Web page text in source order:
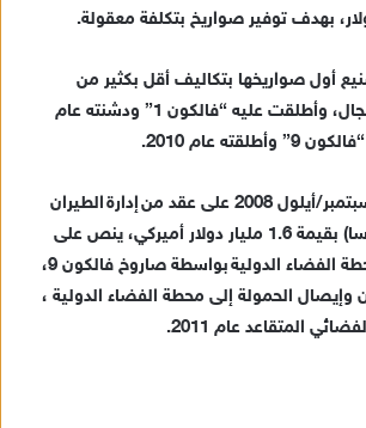
أول صواريخها بتكاليف أقل بكثير من
منافسيها في هذا المجال، وأطلقت عليه “فالكون 1” ودشنته عام
وحصلت الشركة في سبتمبر/أيلول 2008 على عقد من إدارة الطيران
والفضاء الأميركية (ناسا) بقيمة 1.6 مليار دولار أميركي، ينص على
تنظيم 12 رحلة إلى محطة الفضاء الدولية بواسطة صاروخ فالكون 9،
وإيصال الحمولة إلى محطة الفضاء الدولية ،
المتقاعد عام 2011.